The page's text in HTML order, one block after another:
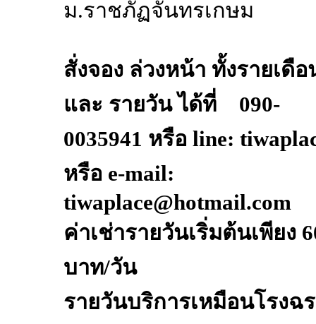
ม.ราชภัฏจันทรเกษม
สั่งจอง ล่วงหน้า ทั้งรายเดือ
และ รายวัน ได้ที่ 090-
0035941 หรือ line:
หรือ e-mail:
tiwaplace@hotmail.com
ค่าเช่ารายวันเริ่มต้นเพียง
บาท/วัน
รายวันบริการเหมือนโรงฉ